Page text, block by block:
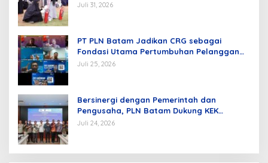
Juli 31, 2026
PT PLN Batam Jadikan CRG sebagai
Fondasi Utama Pertumbuhan Pelanggan
dan Pembangunan Infrastruktur
Juli 25, 2026
Bersinergi dengan Pemerintah dan
Pengusaha, PLN Batam Dukung KEK
Tanjung Sauh sebagai Hub Energi Baru
Juli 24, 2026